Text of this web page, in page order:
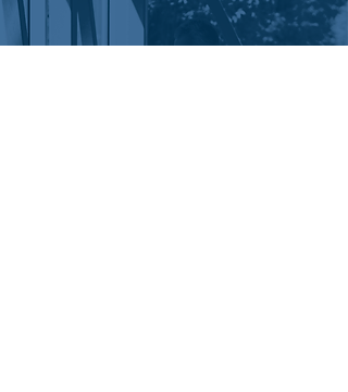
FATTI AVANTI!